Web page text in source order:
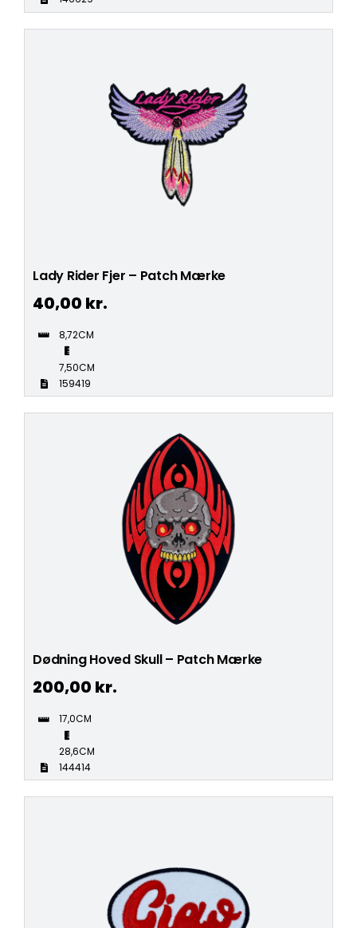
Lady Rider Fjer – Patch Mærke
40,00 kr.
8,72CM
7,50CM
159419
Dødning Hoved Skull – Patch Mærke
200,00 kr.
17,0CM
28,6CM
144414